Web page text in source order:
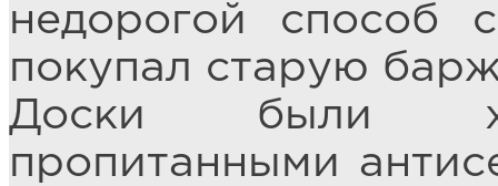
недорогой способ
покупал старую
Доски были
пропитанными